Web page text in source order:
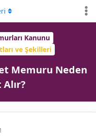
Kanunu
ve Şekilleri
Memuru Neden